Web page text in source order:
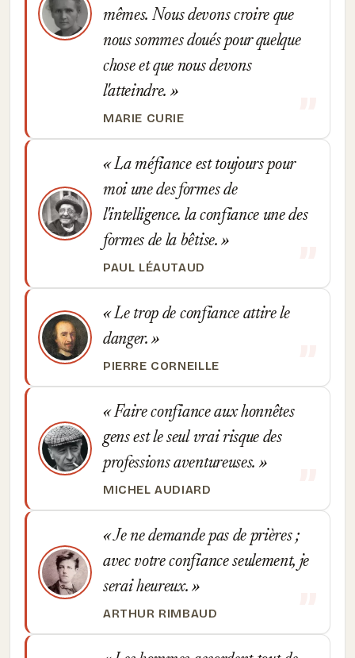
mêmes. Nous devons croire que
nous sommes doués pour quelque
chose et que nous devons
l'atteindre.
MARIE CURIE
La méfiance est toujours pour
moi une des formes de
l'intelligence. la confiance une des
formes de la bêtise.
PAUL LÉAUTAUD
Le trop de confiance attire le
danger.
PIERRE CORNEILLE
Faire confiance aux honnêtes
gens est le seul vrai risque des
professions aventureuses.
MICHEL AUDIARD
Je ne demande pas de prières ;
avec votre confiance seulement, je
serai heureux.
ARTHUR RIMBAUD